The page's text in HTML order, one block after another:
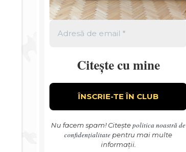
Citește cu mine
Nu facem spam! Citeștepolitica noastră de
confidențialitate pentru mai multe
informații.